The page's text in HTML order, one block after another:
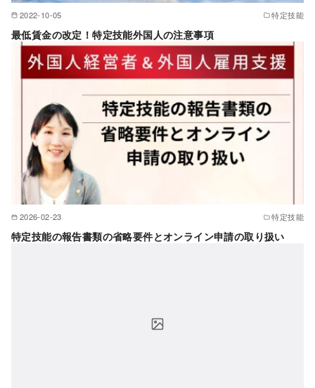
2022-10-05 特定技能
最低賃金の改定！特定技能外国人の注意事項
2026-02-23 特定技能
特定技能の報告書類の省略要件とオンライン申請の取り扱い